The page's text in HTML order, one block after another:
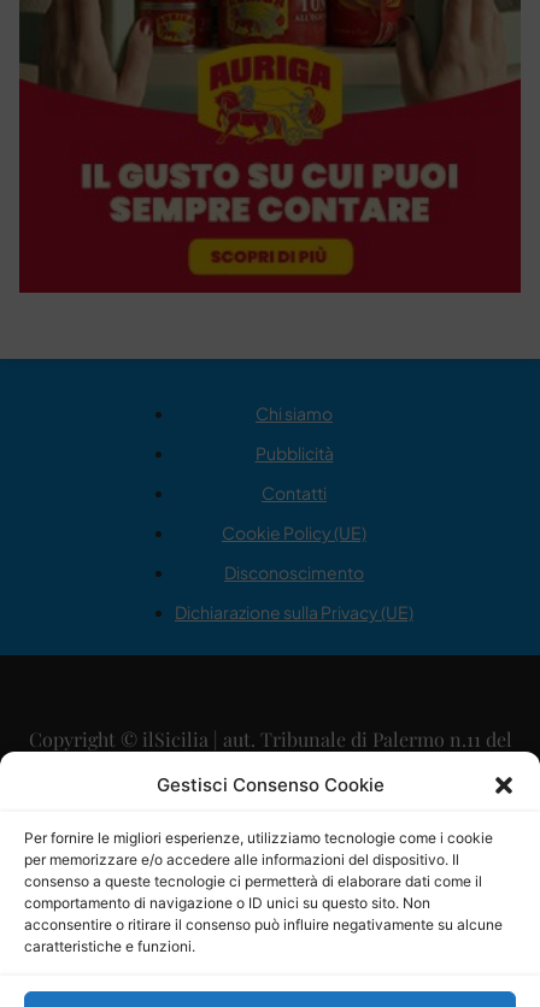
Gestisci Consenso Cookie
Per fornire le migliori esperienze, utilizziamo tecnologie come i cookie
per memorizzare e/o accedere alle informazioni del dispositivo. Il
consenso a queste tecnologie ci permetterà di elaborare dati come il
comportamento di navigazione o ID unici su questo sito. Non
acconsentire o ritirare il consenso può influire negativamente su alcune
caratteristiche e funzioni.
Chi siamo
Pubblicità
Contatti
Cookie Policy (UE)
Disconoscimento
Dichiarazione sulla Privacy (UE)
Copyright © ilSicilia | aut. Tribunale di Palermo n.11 del
29/09/2015
Direttore Editoriale: Maurizio Scaglione
Direttore Responsabile: Maria Calabrese